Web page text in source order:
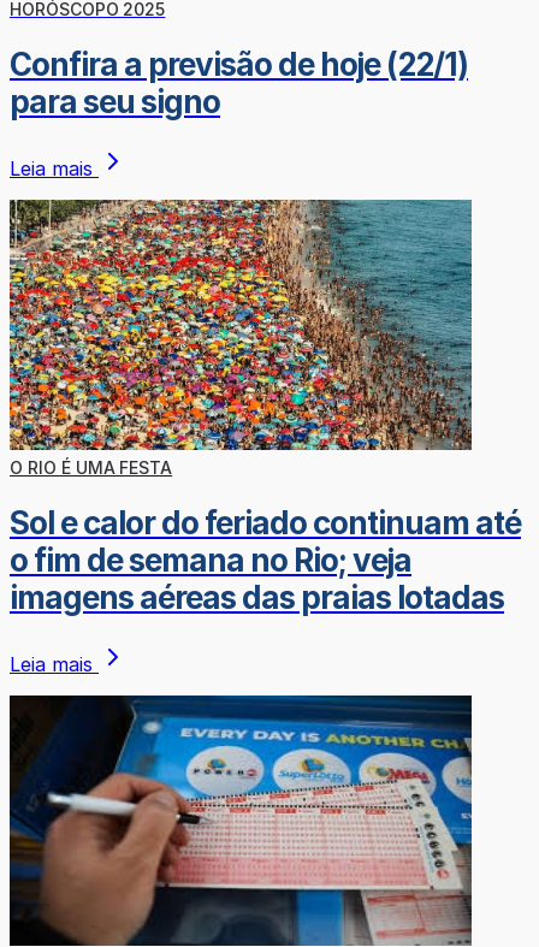
HORÓSCOPO 2025
Confira a previsão de hoje (22/1)
para seu signo
Leia mais
O RIO É UMA FESTA
Sol e calor do feriado continuam até
o fim de semana no Rio; veja
imagens aéreas das praias lotadas
Leia mais